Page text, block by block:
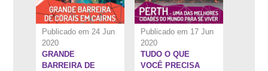
Publicado em 24 Jun
2020
GRANDE
BARREIRA DE
Publicado em 17 Jun
2020
TUDO O QUE
VOCÊ PRECISA45:29''